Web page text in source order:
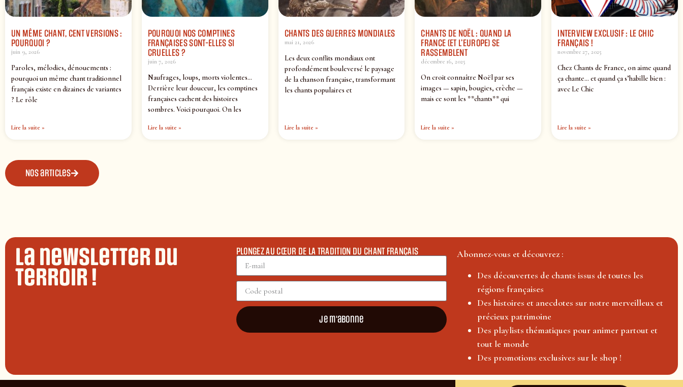
UN MÊME CHANT, CENT VERSIONS :
POURQUOI ?
juin 9, 2026
Paroles, mélodies, dénouements :
pourquoi un même chant traditionnel
français existe en dizaines de variantes
? Le rôle
Lire la suite »
POURQUOI NOS COMPTINES
FRANÇAISES SONT-ELLES SI
CRUELLES ?
juin 7, 2026
Naufrages, loups, morts violentes…
Derrière leur douceur, les comptines
françaises cachent des histoires
sombres. Voici pourquoi. On les
Lire la suite »
CHANTS DES GUERRES MONDIALES
mai 21, 2026
Les deux conflits mondiaux ont
profondément bouleversé le paysage
de la chanson française, transformant
les chants populaires et
Lire la suite »
CHANTS DE NOËL : QUAND LA
FRANCE (ET L’EUROPE) SE
RASSEMBLENT
décembre 16, 2025
On croit connaître Noël par ses
images — sapin, bougies, crèche —
mais ce sont les **chants** qui
Lire la suite »
INTERVIEW EXCLUSIF : LE CHIC
FRANÇAIS !
novembre 27, 2025
Chez Chants de France, on aime quand
ça chante… et quand ça s’habille bien :
avec Le Chic
Lire la suite »
Nos articles
La newsletter du
terroir !
PLONGEZ AU CŒUR DE LA TRADITION DU CHANT FRANÇAIS
Je m'abonne
Abonnez-vous et découvrez :
Des découvertes de chants issus de toutes les
régions françaises
Des histoires et anecdotes sur notre merveilleux et
précieux patrimoine
Des playlists thématiques pour animer partout et
tout le monde
Des promotions exclusives sur le shop !